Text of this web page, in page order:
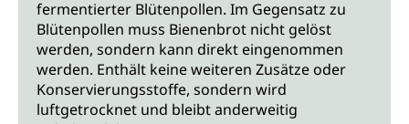
fermentierter Blütenpollen. Im Gegensatz zu
Blütenpollen muss Bienenbrot nicht gelöst
werden, sondern kann direkt eingenommen
werden. Enthält keine weiteren Zusätze oder
Konservierungsstoffe, sondern wird
luftgetrocknet und bleibt anderweitig